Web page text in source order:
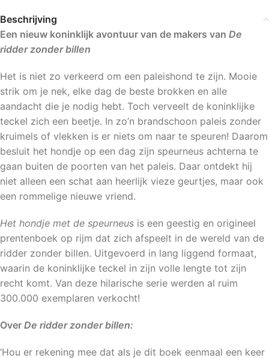
Beschrijving
Een nieuw koninklijk avontuur van de makers van De
ridder zonder billen
Het is niet zo verkeerd om een paleishond te zijn. Mooie
strik om je nek, elke dag de beste brokken en alle
aandacht die je nodig hebt. Toch verveelt de koninklijke
teckel zich een beetje. In zo’n brandschoon paleis zonder
kruimels of vlekken is er niets om naar te speuren! Daarom
besluit het hondje op een dag zijn speurneus achterna te
gaan buiten de poorten van het paleis. Daar ontdekt hij
niet alleen een schat aan heerlijk vieze geurtjes, maar ook
een rommelige nieuwe vriend.
Het hondje met de speurneus is een geestig en origineel
prentenboek op rijm dat zich afspeelt in de wereld van de
ridder zonder billen. Uitgevoerd in lang liggend formaat,
waarin de koninklijke teckel in zijn volle lengte tot zijn
recht komt. Van deze hilarische serie werden al ruim
300.000 exemplaren verkocht!
Over De ridder zonder billen:
‘Hou er rekening mee dat als je dit boek eenmaal een keer